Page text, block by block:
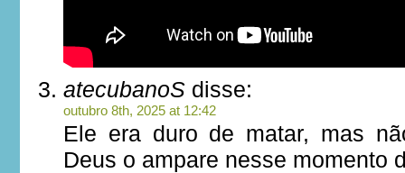
atecubanoS disse:
outubro 8th, 2025 at 12:42
Ele era duro de matar, mas
Deus o ampare nesse momento